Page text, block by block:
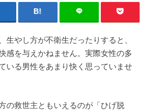
生やし方が不衛生だったりすると、
感を与えかねません。実際女性の多
いる男性をあまり快く思っていませ
の救世主ともいえるのが「ひげ脱